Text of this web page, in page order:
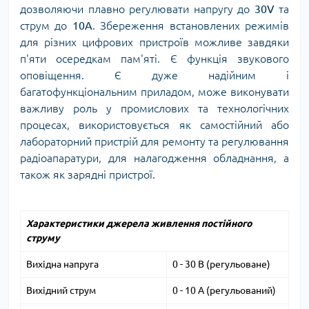
дозволяючи плавно регулювати напругу до 30Vта
струм до 10A. Збереження встановлених режимів
для різних цифрових пристроїв можливе завдяки
п'яти осередкам пам'яті. Є функція звукового
оповіщення. Є дуже надійним і
багатофункціональним приладом, може виконувати
важливу роль у промислових та технологічних
процесах, використовується як самостійний або
лабораторний пристрій для ремонту та регулювання
радіоапаратури, для налагодження обладнання, а
також як зарядні пристрої.
Характеристики джерела живлення постійного
струму
Вихідна напруга 0 - 30 В (регульоване)
Вихідний струм 0 - 10 А (регульований)